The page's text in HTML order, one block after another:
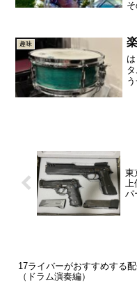
趣味
東
パ
17ライバーがおすすめする
（ドラム演奏編）